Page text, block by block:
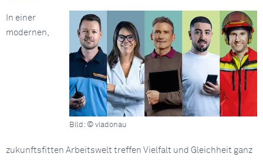
Bild: © viadonau
In einer
modernen,
zukunftsfitten Arbeitswelt treffen Vielfalt und Gleichheit ganz